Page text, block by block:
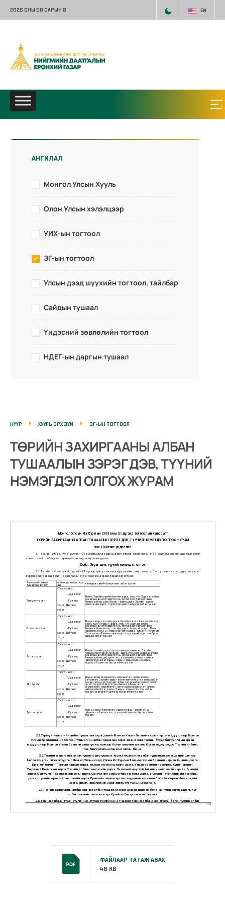
2026 ОНЫ 08 САРЫН 8 EN
АНГИЛАЛ
Монгол Улсын Хууль
Олон Улсын хэлэлцээр
УИХ-ын тогтоол
ЗГ-ын тогтоол
Улсын дээд шүүхийн тогтоол, тайлбар
Сайдын тушаал
Үндэсний зөвлөлийн тогтоол
НДЕГ-ын даргын тушаал
НҮҮР ХУУЛЬ ЭРХ ЗҮЙ ЗГ-ЫН ТОГТООЛ
ТӨРИЙН ЗАХИРГААНЫ АЛБАН
ТУШААЛЫН ЗЭРЭГ ДЭВ, ТҮҮНИЙ
НЭМЭГДЭЛ ОЛГОХ ЖУРАМ
ФАЙЛААР ТАТАЖ АВАХ
46 KB